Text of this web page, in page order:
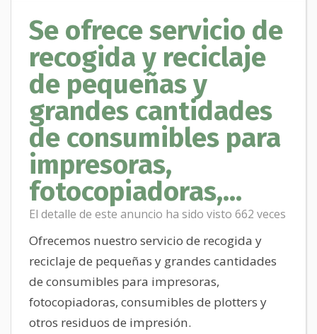
Se ofrece servicio de
recogida y reciclaje
de pequeñas y
grandes cantidades
de consumibles para
impresoras,
fotocopiadoras,...
El detalle de este anuncio ha sido visto 662 veces
Ofrecemos nuestro servicio de recogida y
reciclaje de pequeñas y grandes cantidades
de consumibles para impresoras,
fotocopiadoras, consumibles de plotters y
otros residuos de impresión.